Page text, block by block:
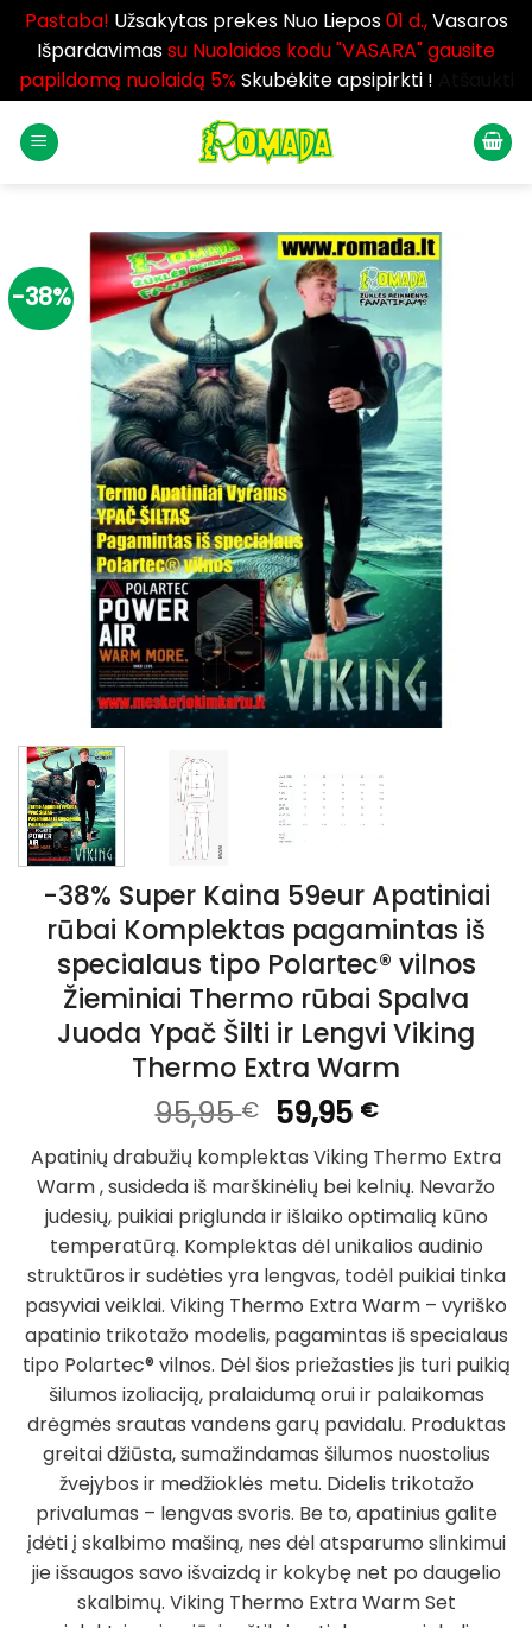
Pastaba! Užsakytas prekes Nuo Liepos01 d.,Vasaros
Išpardavimassu Nuolaidos kodu "VASARA" gausite
papildomą nuolaidą 5%Skubėkite apsipirkti !
-38%
-38% Super Kaina 59eur Apatiniai
rūbai Komplektas pagamintas iš
specialaus tipo Polartec® vilnos
Žieminiai Thermo rūbai Spalva
Juoda Ypač Šilti ir Lengvi Viking
Thermo Extra Warm
95,95€ Original
price
was:
95,95 €.
59,95 €Current
price
is:
59,95 €.
Apatinių drabužių komplektas Viking Thermo Extra
Warm , susideda iš marškinėlių bei kelnių. Nevaržo
judesių, puikiai priglunda ir išlaiko optimalią kūno
temperatūrą. Komplektas dėl unikalios audinio
struktūros ir sudėties yra lengvas, todėl puikiai tinka
pasyviai veiklai. Viking Thermo Extra Warm – vyriško
apatinio trikotažo modelis, pagamintas iš specialaus
tipo Polartec® vilnos. Dėl šios priežasties jis turi puikią
šilumos izoliaciją, pralaidumą orui ir palaikomas
drėgmės srautas vandens garų pavidalu. Produktas
greitai džiūsta, sumažindamas šilumos nuostolius
žvejybos ir medžioklės metu. Didelis trikotažo
privalumas – lengvas svoris. Be to, apatinius galite
įdėti į skalbimo mašiną, nes dėl atsparumo slinkimui
jie išsaugos savo išvaizdą ir kokybę net po daugelio
skalbimų. Viking Thermo Extra Warm Set